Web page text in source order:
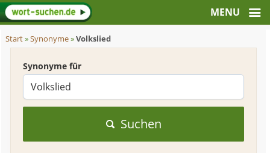
Start»Synonyme»Volkslied
Synonyme für
Suchen